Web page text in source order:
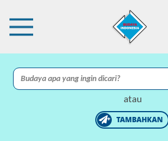
atau
I